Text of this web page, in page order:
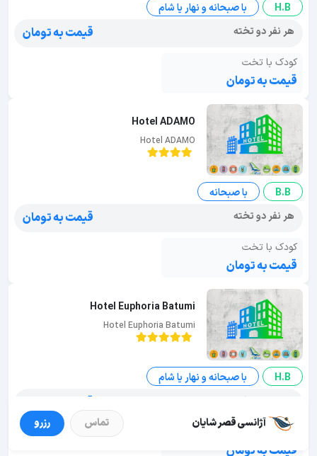
H.B
با صبحانه و نهار یا شام
هر نفر دو تخته
قیمت به تومان
کودک با تخت
قیمت به تومان
Hotel ADAMO
Hotel ADAMO
B.B
با صبحانه
هر نفر دو تخته
قیمت به تومان
کودک با تخت
قیمت به تومان
Hotel Euphoria Batumi
Hotel Euphoria Batumi
H.B
با صبحانه و نهار یا شام
هر نفر دو تخته
کودک با تخت
قیمت به تومان
آژانسی قصر شایان تماس رزرو